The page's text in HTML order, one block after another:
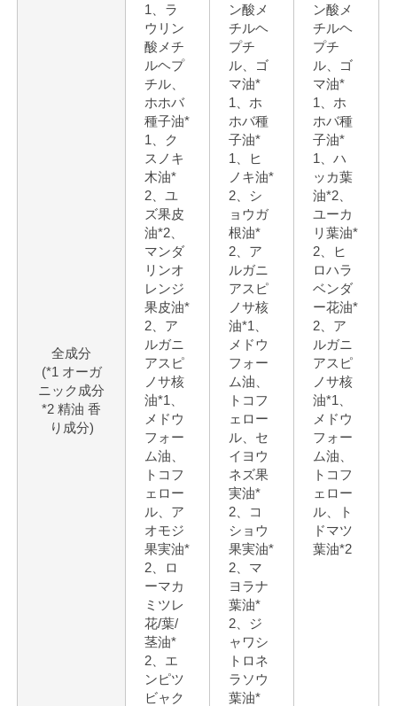
全成分
(*1 オーガ
ニック成分
*2 精油 香
り成分)
1、ラ
ウリン
酸メチ
ルヘプ
チル、
ホホバ
種子油*
1、ク
スノキ
木油*
2、ユ
ズ果皮
油*2、
マンダ
リンオ
レンジ
果皮油*
2、ア
ルガニ
アスピ
ノサ核
油*1、
メドウ
フォー
ム油、
トコフ
ェロー
ル、ア
オモジ
果実油*
2、ロ
ーマカ
ミツレ
花/葉/
茎油*
2、エ
ンピツ
ビャク
ン酸メ
チルヘ
プチ
ル、ゴ
マ油*
1、ホ
ホバ種
子油*
1、ヒ
ノキ油*
2、シ
ョウガ
根油*
2、ア
ルガニ
アスピ
ノサ核
油*1、
メドウ
フォー
ム油、
トコフ
ェロー
ル、セ
イヨウ
ネズ果
実油*
2、コ
ショウ
果実油*
2、マ
ヨラナ
葉油*
2、ジ
ャワシ
トロネ
ラソウ
葉油*
ン酸メ
チルヘ
プチ
ル、ゴ
マ油*
1、ホ
ホバ種
子油*
1、ハ
ッカ葉
油*2、
ユーカ
リ葉油*
2、ヒ
ロハラ
ベンダ
ー花油*
2、ア
ルガニ
アスピ
ノサ核
油*1、
メドウ
フォー
ム油、
トコフ
ェロー
ル、ト
ドマツ
葉油*2